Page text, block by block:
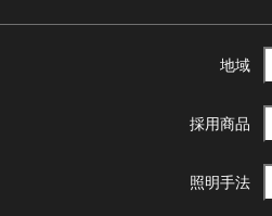
地域
採用商品
照明手法